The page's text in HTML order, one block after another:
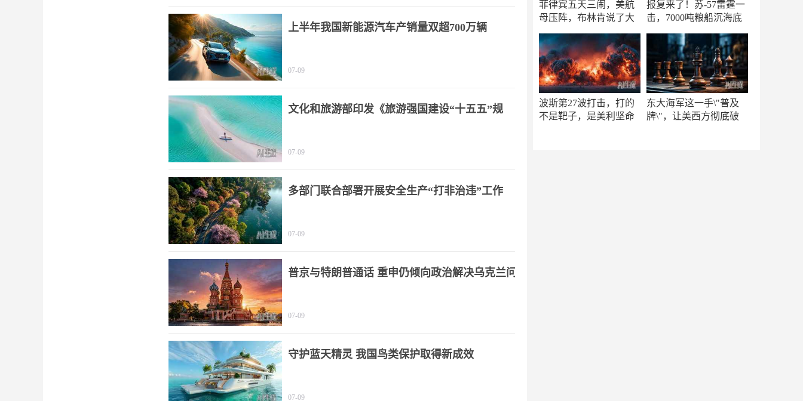
菲律宾五天三闹，美航
母压阵，布林肯说了大
报复来了！苏-57雷霆一
击，7000吨粮船沉海底
波斯第27波打击，打的
不是靶子，是美利坚命
东大海军这一手\"普及
牌\"，让美西方彻底破
上半年我国新能源汽车产销量双超700万辆
07-09
文化和旅游部印发《旅游强国建设“十五五”规
07-09
多部门联合部署开展安全生产“打非治违”工作
07-09
普京与特朗普通话 重申仍倾向政治解决乌克兰问
07-09
守护蓝天精灵 我国鸟类保护取得新成效
07-09